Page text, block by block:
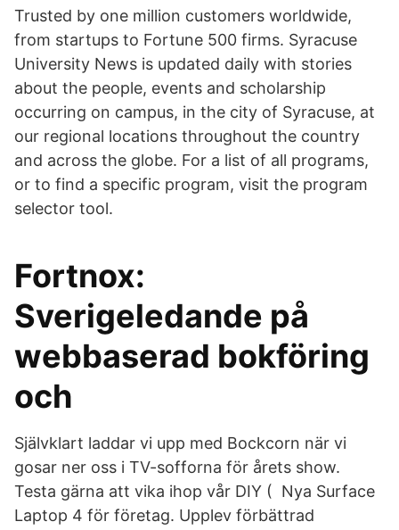
Trusted by one million customers worldwide,
from startups to Fortune 500 firms. Syracuse
University News is updated daily with stories
about the people, events and scholarship
occurring on campus, in the city of Syracuse, at
our regional locations throughout the country
and across the globe. For a list of all programs,
or to find a specific program, visit the program
selector tool.
Fortnox:
Sverigeledande på
webbaserad bokföring
och
Självklart laddar vi upp med Bockcorn när vi
gosar ner oss i TV-sofforna för årets show.
Testa gärna att vika ihop vår DIY ( Nya Surface
Laptop 4 för företag. Upplev förbättrad